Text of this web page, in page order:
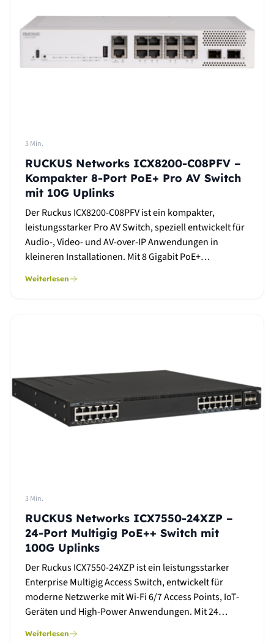
3 Min.
RUCKUS Networks ICX8200-C08PFV –
Kompakter 8-Port PoE+ Pro AV Switch
mit 10G Uplinks
Der Ruckus ICX8200-C08PFV ist ein kompakter,
leistungsstarker Pro AV Switch, speziell entwickelt für
Audio-, Video- und AV-over-IP Anwendungen in
kleineren Installationen. Mit 8 Gigabit PoE+…
Weiterlesen
3 Min.
RUCKUS Networks ICX7550-24XZP –
24-Port Multigig PoE++ Switch mit
100G Uplinks
Der Ruckus ICX7550-24XZP ist ein leistungsstarker
Enterprise Multigig Access Switch, entwickelt für
moderne Netzwerke mit Wi-Fi 6/7 Access Points, IoT-
Geräten und High-Power Anwendungen. Mit 24…
Weiterlesen